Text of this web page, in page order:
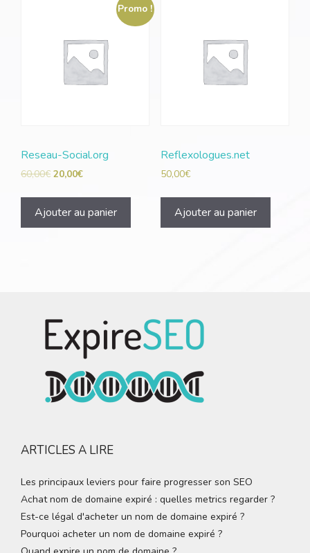
Promo !
Reseau-Social.org
60,00€ 20,00€
Ajouter au panier
Reflexologues.net
50,00€
Ajouter au panier
ARTICLES A LIRE
Les principaux leviers pour faire progresser son SEO
Achat nom de domaine expiré : quelles metrics regarder ?
Est-ce légal d'acheter un nom de domaine expiré ?
Pourquoi acheter un nom de domaine expiré ?